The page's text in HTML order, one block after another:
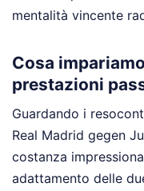
mentalità vincente
Cosa
prestazioni
Guardando i
Real Madrid gegen
costanza
adattamento delle